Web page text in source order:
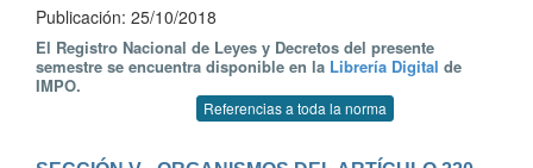
Publicación: 25/10/2018
El Registro Nacional de Leyes y Decretos del presente
semestre se encuentra disponible en la Librería Digital de
IMPO.
Referencias a toda la norma